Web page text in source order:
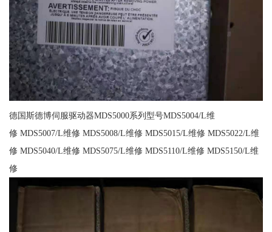
德国斯德博伺服驱动器MDS5000系列型号MDS5004/L维
修 MDS5007/L维修 MDS5008/L维修 MDS5015/L维修 MDS5022/L维
修 MDS5040/L维修 MDS5075/L维修 MDS5110/L维修 MDS5150/L维
修